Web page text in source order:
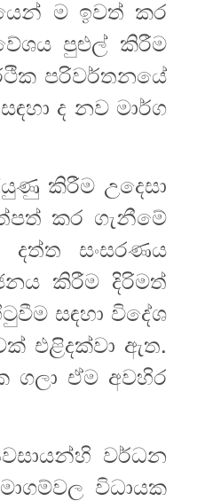
ම ඉවත් කර
පුළුල් කිරීම
පරිවර්තනයේ
ද නව මාර්ග
කිරීම උදෙසා
කර ගැනීමේ
දත්ත සංසරණය
කිරීම දිරිමත්
සඳහා විදේශ
එළිදක්වා ඇත.
ගලා ඒම අවහිර
වර්ධන
විධායක